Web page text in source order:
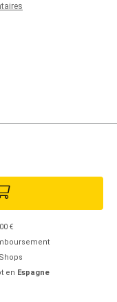
€
en Espagne